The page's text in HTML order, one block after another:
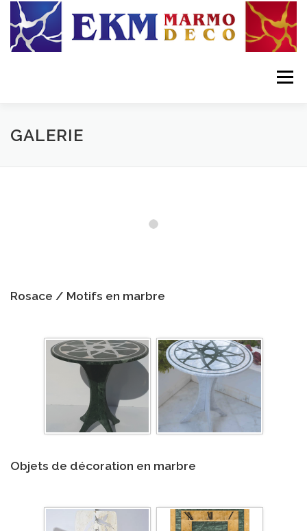
Skip to content
Menu
GALERIE
Rosace / Motifs en marbre
Objets de décoration en marbre